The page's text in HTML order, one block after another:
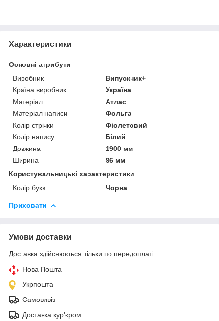
Характеристики
Основні атрибути
Виробник
Випускник+
Країна виробник
Україна
Матеріал
Атлас
Матеріал написи
Фольга
Колір стрічки
Фіолетовий
Колір напису
Білий
Довжина
1900 мм
Ширина
96 мм
Користувальницькі характеристики
Колір букв
Чорна
Приховати
Умови доставки
Доставка здійснюється тільки по передоплаті.
Нова Пошта
Укрпошта
Самовивіз
Доставка кур'єром